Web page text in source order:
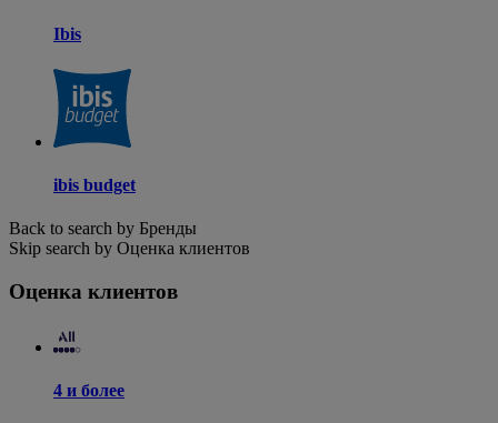
Ibis
ibis budget
Back to search by Бренды
Skip search by Оценка клиентов
Оценка клиентов
4 и более